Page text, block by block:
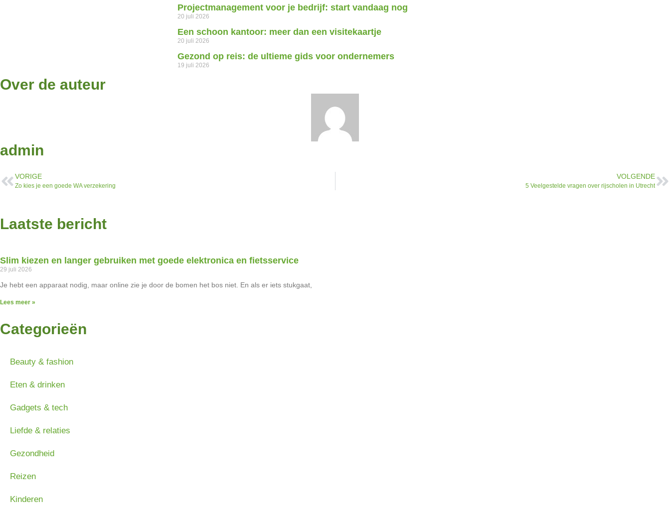
Projectmanagement voor je bedrijf: start vandaag nog
20 juli 2026
Een schoon kantoor: meer dan een visitekaartje
20 juli 2026
Gezond op reis: de ultieme gids voor ondernemers
19 juli 2026
Over de auteur
admin
VORIGE
Zo kies je een goede WA verzekering
VOLGENDE
5 Veelgestelde vragen over rijscholen in Utrecht
Laatste bericht
Slim kiezen en langer gebruiken met goede elektronica en fietsservice
29 juli 2026
Je hebt een apparaat nodig, maar online zie je door de bomen het bos niet. En als er iets stukgaat,
Lees meer »
Categorieën
Beauty & fashion
Eten & drinken
Gadgets & tech
Liefde & relaties
Gezondheid
Reizen
Kinderen